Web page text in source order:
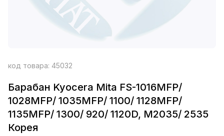
код товара: 45032
Барабан Kyocera Mita FS-1016MFP/
1028MFP/ 1035MFP/ 1100/ 1128MFP/
1135MFP/ 1300/ 920/ 1120D, M2035/ 2535
Корея